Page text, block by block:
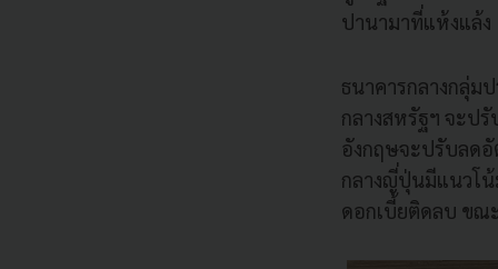
ปานามาที่แห้งแล้ง
ธนาคารกลางกลุ่ม
กลางสหรัฐฯ จะปรั
อังกฤษจะปรับลดอั
กลางญี่ปุ่นมีแนวโน้
ดอกเบี้ยติดลบ ขณ